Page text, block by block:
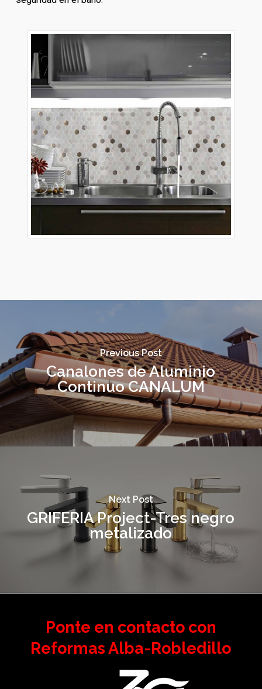
Previous Post
Canalones de Aluminio
Continuo CANALUM
Next Post
GRIFERIA Project-Tres negro
metalizado
Ponte en contacto con
Reformas Alba-Robledillo